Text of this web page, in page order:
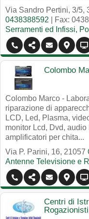
Via Sandro Pertini, 3/5,
0438388592 | Fax:
Serramenti ed Infissi,
Colombo
Colombo Marco -
riparazione di
LCD, Led, Plasma,
monitor Lcd, Dvd,
amplificatori per chita...
Via P. Parini, 16, 21057
Antenne Televisione e
Centri di